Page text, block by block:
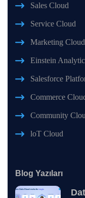
Sales Cloud
Service Cloud
Marketing Cloud
Einstein
Salesforce
Commerce
Community
loT Cloud
Blog Yazıları